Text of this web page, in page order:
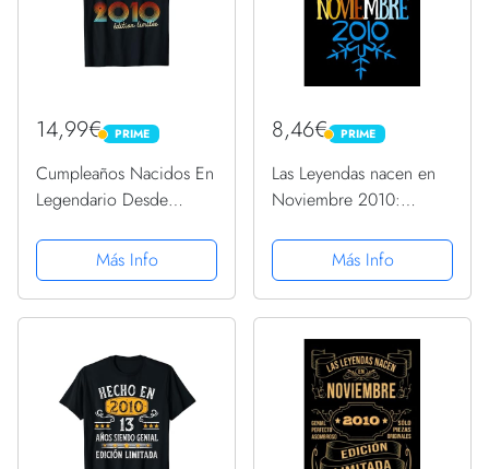
14,99€ PRIME
PRIME
Cumpleaños Nacidos En
Legendario Desde
CamisetaMás Info
8,46€ PRIME
PRIME
Las Leyendas nacen en
Noviembre 2010:
para mujeres y hombres
de 10 años, regalos
aniversario papa, mama
notas,...
Más Info